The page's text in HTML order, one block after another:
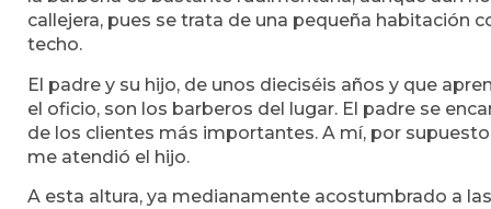
callejera, pues se trata de una pequeña habitación
techo.
El padre y su hijo, de unos dieciséis años y que
el oficio, son los barberos del lugar. El padre se
de los clientes más importantes. A mí, por
me atendió el hijo.
A esta altura, ya medianamente acostumbrado a las